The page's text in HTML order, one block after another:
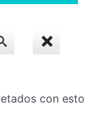
con esto